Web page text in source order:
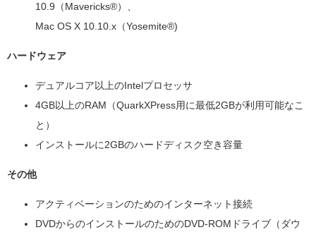
10.9（Mavericks®）、
Mac OS X 10.10.x（Yosemite®)
ハードウェア
デュアルコア以上のIntelプロセッサ
4GB以上のRAM（QuarkXPress用に最低2GBが利用可能なこ
と）
インストールに2GBのハードディスク空き容量
その他
アクティベーションのためのインターネット接続
DVDからのインストールのためのDVD-ROMドライブ（ダウ